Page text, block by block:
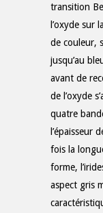
transition
l’oxyde sur
de couleur,
jusqu’au
avant de
de l’oxyde
quatre
l’épaisseur
fois la
forme,
aspect gris